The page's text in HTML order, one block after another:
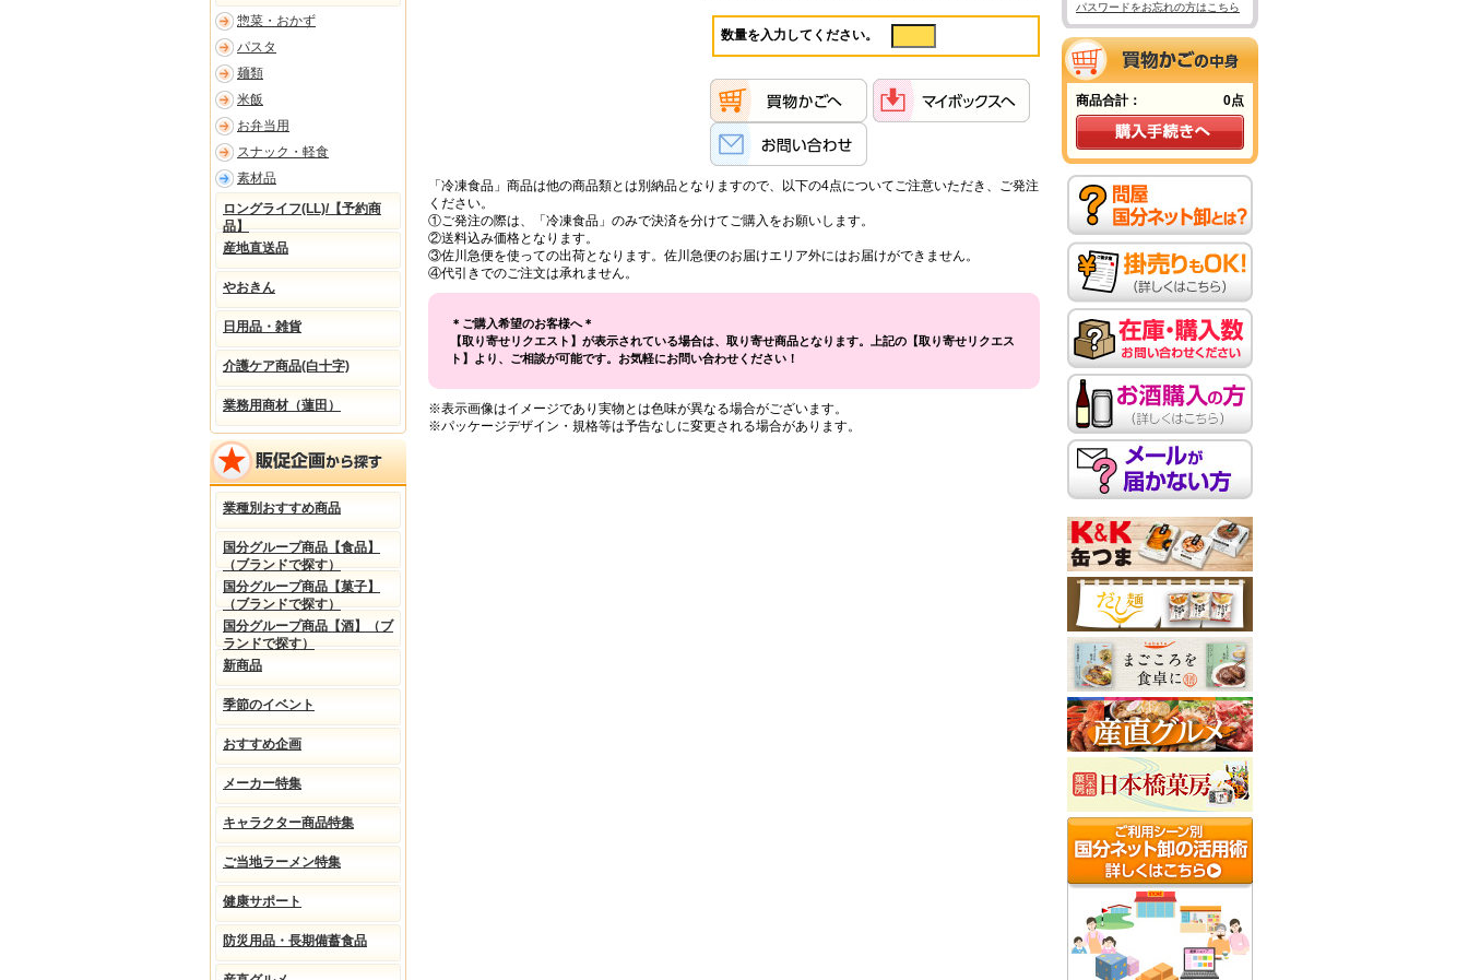
数量を入力してください。
「冷凍食品」商品は他の商品類とは別納品となりますので、以下の4点についてご注意いただき、ご発注
ください。
①ご発注の際は、「冷凍食品」のみで決済を分けてご購入をお願いします。
②送料込み価格となります。
③佐川急便を使っての出荷となります。佐川急便のお届けエリア外にはお届けができません。
④代引きでのご注文は承れません。
＊ご購入希望のお客様へ＊
【取り寄せリクエスト】が表示されている場合は、取り寄せ商品となります。上記の【取り寄せリクエス
ト】より、ご相談が可能です。お気軽にお問い合わせください！
※表示画像はイメージであり実物とは色味が異なる場合がございます。
※パッケージデザイン・規格等は予告なしに変更される場合があります。
惣菜・おかず
パスタ
麺類
米飯
お弁当用
スナック・軽食
素材品
ロングライフ(LL)/【予約商
品】
産地直送品
やおきん
日用品・雑貨
介護ケア商品(白十字)
業務用商材（蓮田）
業種別おすすめ商品
国分グループ商品【食品】
（ブランドで探す）
国分グループ商品【菓子】
（ブランドで探す）
国分グループ商品【酒】（ブ
ランドで探す）
新商品
季節のイベント
おすすめ企画
メーカー特集
キャラクター商品特集
ご当地ラーメン特集
健康サポート
防災用品・長期備蓄食品
パスワードをお忘れの方はこちら
商品合計： 0点